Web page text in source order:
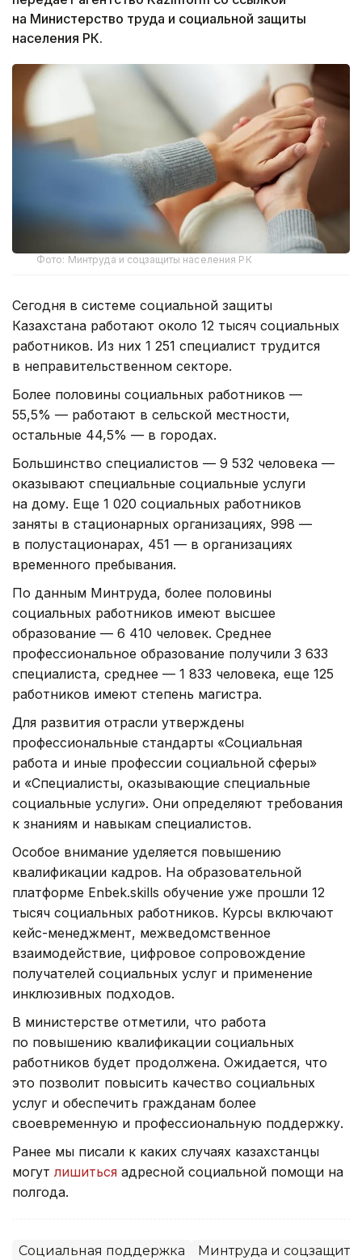
на Министерство труда и социальной защиты
населения РК.
Фото: Минтруда и соцзащиты населения РК
Сегодня в системе социальной защиты
Казахстана работают около 12 тысяч социальных
работников. Из них 1 251 специалист трудится
в неправительственном секторе.
Более половины социальных работников —
55,5% — работают в сельской местности,
остальные 44,5% — в городах.
Большинство специалистов — 9 532 человека —
оказывают специальные социальные услуги
на дому. Еще 1 020 социальных работников
заняты в стационарных организациях, 998 —
в полустационарах, 451 — в организациях
временного пребывания.
По данным Минтруда, более половины
социальных работников имеют высшее
образование — 6 410 человек. Среднее
профессиональное образование получили 3 633
специалиста, среднее — 1 833 человека, еще 125
работников имеют степень магистра.
Для развития отрасли утверждены
профессиональные стандарты «Социальная
работа и иные профессии социальной сферы»
и «Специалисты, оказывающие специальные
социальные услуги». Они определяют требования
к знаниям и навыкам специалистов.
Особое внимание уделяется повышению
квалификации кадров. На образовательной
платформе Enbek.skills обучение уже прошли 12
тысяч социальных работников. Курсы включают
кейс-менеджмент, межведомственное
взаимодействие, цифровое сопровождение
получателей социальных услуг и применение
инклюзивных подходов.
В министерстве отметили, что работа
по повышению квалификации социальных
работников будет продолжена. Ожидается, что
это позволит повысить качество социальных
услуг и обеспечить гражданам более
своевременную и профессиональную поддержку.
Ранее мы писали к каких случаях казахстанцы
могутлишиться адресной социальной помощи на
полгода.
Социальная поддержка Минтруда и